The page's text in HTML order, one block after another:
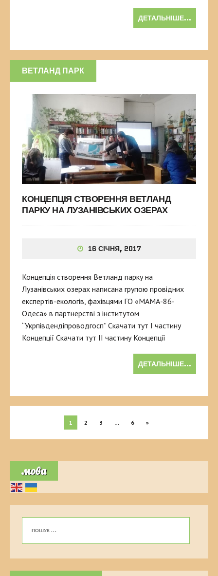
ДЕТАЛЬНІШЕ...
ВЕТЛАНД ПАРК
КОНЦЕПЦІЯ СТВОРЕННЯ ВЕТЛАНД
ПАРКУ НА ЛУЗАНІВСЬКИХ ОЗЕРАХ
16 СІЧНЯ, 2017
Концепція створення Ветланд парку на
Лузанівських озерах написана групою провідних
експертів-екологів, фахівцями ГО «МАМА-86-
Одеса» в партнерстві з інститутом
“Укрпівдендіпроводгосп” Скачати тут І частину
Концепції Скачати тут ІІ частину Концепції
ДЕТАЛЬНІШЕ...
1 2 3 … 6 »
мова